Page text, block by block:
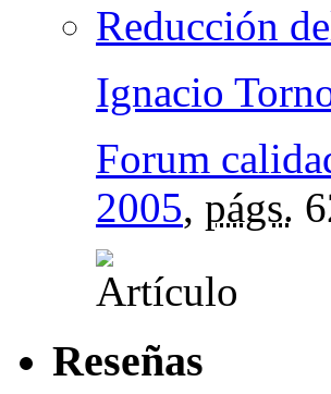
Reducción
Ignacio
Forum
2005, págs.
Reseñas